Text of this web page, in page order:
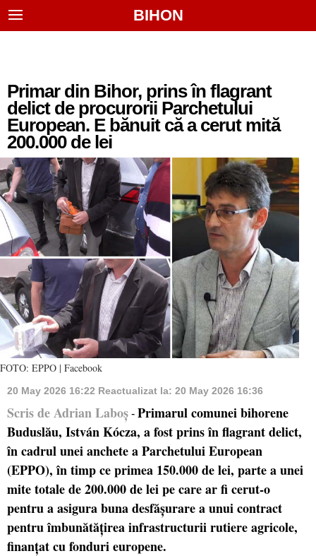
BIHON
Primar din Bihor, prins în flagrant
delict de procurorii Parchetului
European. E bănuit că a cerut mită
200.000 de lei
FOTO: EPPO | Facebook
20 May 2026 16:22 Reactualizat la: 20 May 2026 16:36
Scris de Adrian Laboș - Primarul comunei bihorene
Buduslău, István Kócza, a fost prins în flagrant delict,
în cadrul unei anchete a Parchetului European
(EPPO), în timp ce primea 150.000 de lei, parte a unei
mite totale de 200.000 de lei pe care ar fi cerut-o
pentru a asigura buna desfășurare a unui contract
pentru îmbunătățirea infrastructurii rutiere agricole,
finanțat cu fonduri europene.